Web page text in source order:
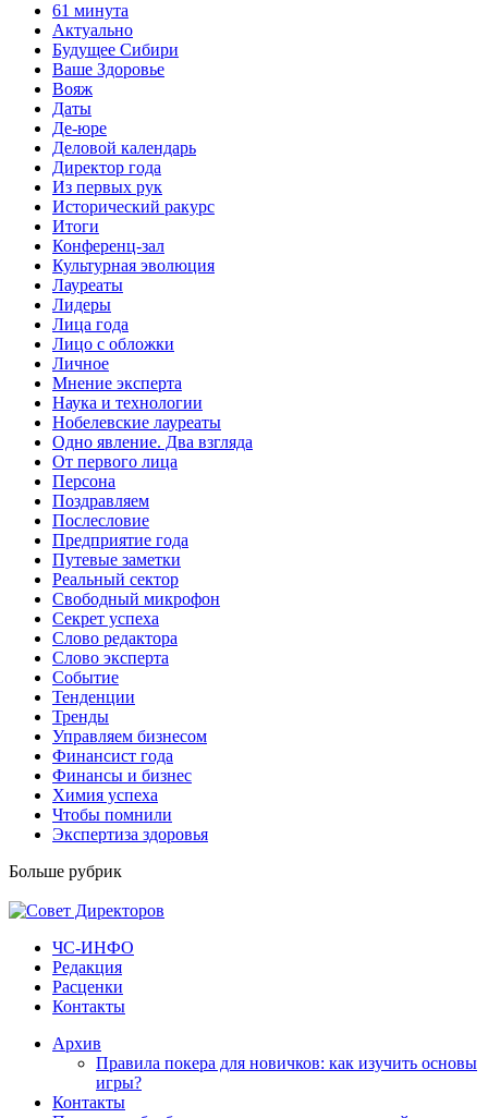
61 минута
Актуально
Будущее Сибири
Ваше Здоровье
Вояж
Даты
Де-юре
Деловой календарь
Директор года
Из первых рук
Исторический ракурс
Итоги
Конференц-зал
Культурная эволюция
Лауреаты
Лидеры
Лица года
Лицо с обложки
Личное
Мнение эксперта
Наука и технологии
Нобелевские лауреаты
Одно явление. Два взгляда
От первого лица
Персона
Поздравляем
Послесловие
Предприятие года
Путевые заметки
Реальный сектор
Свободный микрофон
Секрет успеха
Слово редактора
Слово эксперта
Событие
Тенденции
Тренды
Управляем бизнесом
Финансист года
Финансы и бизнес
Химия успеха
Чтобы помнили
Экспертиза здоровья
Больше рубрик
ЧС-ИНФО
Редакция
Расценки
Контакты
Архив
Правила покера для новичков: как изучить основы
игры?
Контакты